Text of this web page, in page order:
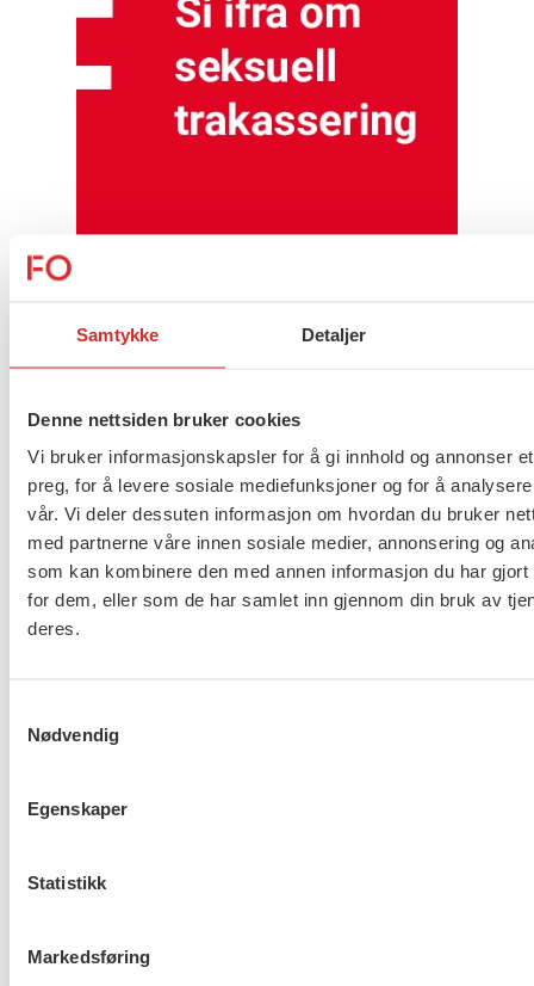
Samtykke Detaljer
Denne nettsiden bruker cookies
Vi bruker informasjonskapsler for å gi innhold og annonser
preg, for å levere sosiale mediefunksjoner og for å
vår. Vi deler dessuten informasjon om hvordan du bruker
med partnerne våre innen sosiale medier, annonsering og
som kan kombinere den med annen informasjon du har gjort
for dem, eller som de har samlet inn gjennom din bruk av
deres.
Nødvendig
Egenskaper
Statistikk
Markedsføring
Flere saker Se alle